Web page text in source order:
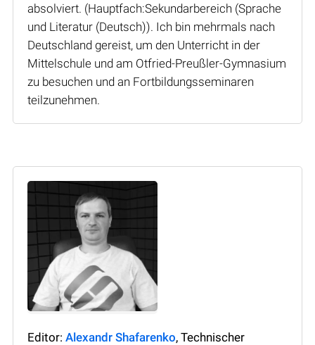
absolviert. (Hauptfach:Sekundarbereich (Sprache
und Literatur (Deutsch)). Ich bin mehrmals nach
Deutschland gereist, um den Unterricht in der
Mittelschule und am Otfried-Preußler-Gymnasium
zu besuchen und an Fortbildungsseminaren
teilzunehmen.
Editor: Alexandr Shafarenko, Technischer